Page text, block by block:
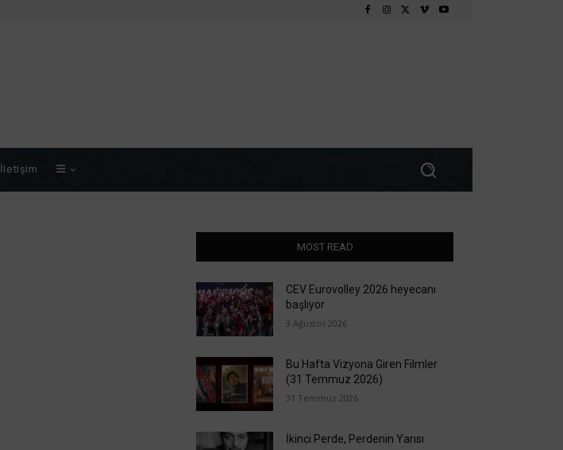
İletişim
MOST READ
CEV Eurovolley 2026 heyecanı
başlıyor
3 Ağustos 2026
Bu Hafta Vizyona Giren Filmler
(31 Temmuz 2026)
31 Temmuz 2026
İkinci Perde, Perdenin Yarısı